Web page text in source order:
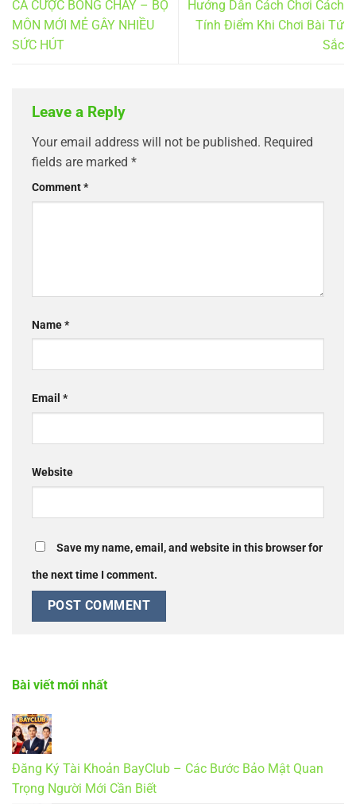
CÁ CƯỢC BÓNG CHÀY – BỘ
MÔN MỚI MẺ GÂY NHIỀU
SỨC HÚT
Hướng Dẫn Cách Chơi Cách
Tính Điểm Khi Chơi Bài Tứ
Sắc
Leave a Reply
Your email address will not be published. Required
fields are marked *
Comment*
Name*
Email *
Website
Save my name, email, and website in this browser for
the next time I comment.
Bài viết mới nhất
Đăng Ký Tài Khoản BayClub – Các Bước Bảo Mật Quan
Trọng Người Mới Cần Biết